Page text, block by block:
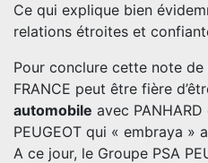
Ce qui explique bien
relations étroites et
Pour conclure cette note
FRANCE peut être fière
automobile avec
PEUGEOT qui « embraya »
A ce jour, le Groupe PSA